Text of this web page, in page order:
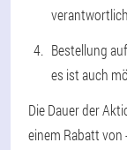
Bestellung
es ist auch
Die Dauer der
einem Rabatt von